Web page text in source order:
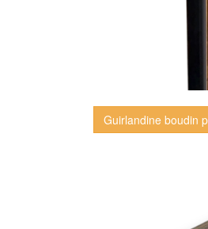
Guirlandine boudin